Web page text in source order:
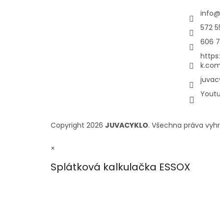
info@
572
606
Copyright 2026 JUVACYKLO. Všechna práva
×
Splátková kalkulačka ESSOX